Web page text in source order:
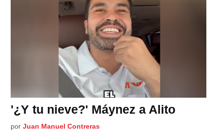
'¿Y tu nieve?' Máynez a Alito
por Juan Manuel Contreras